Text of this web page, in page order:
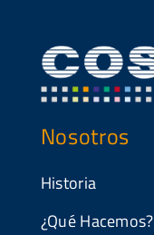
Nosotros
Historia
¿Qué Hacemos?